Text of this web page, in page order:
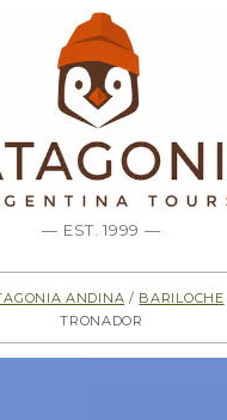
— EST. 1999 —
Andina / Bariloche
Tronador